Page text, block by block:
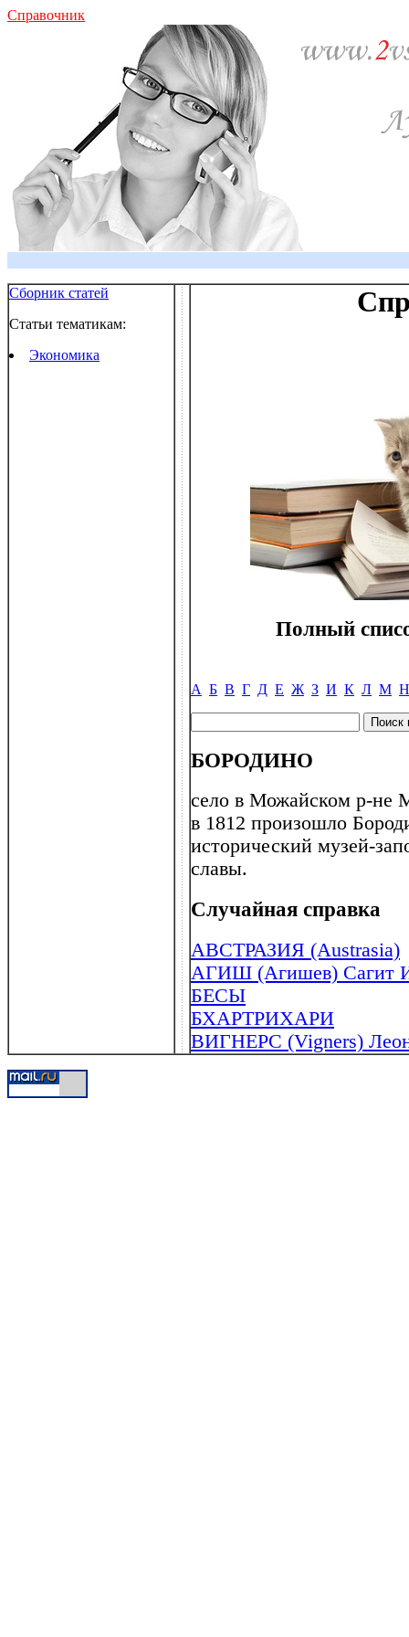
Справочник
Сборник статей
Статьи тематикам:
Экономика
Полный
А Б В Г Д Е Ж З И К Л М Н
БОРОДИНО
село в Можайском р-не
в 1812 произошло
исторический музей-
славы.
Случайная справка
АВСТРАЗИЯ (Austrasia)
АГИШ (Агишев) Сагит
БЕСЫ
БХАРТРИХАРИ
ВИГНЕРС (Vigners)